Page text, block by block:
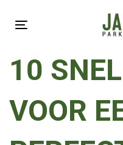
links
navigation
Toggle
10
VOOR